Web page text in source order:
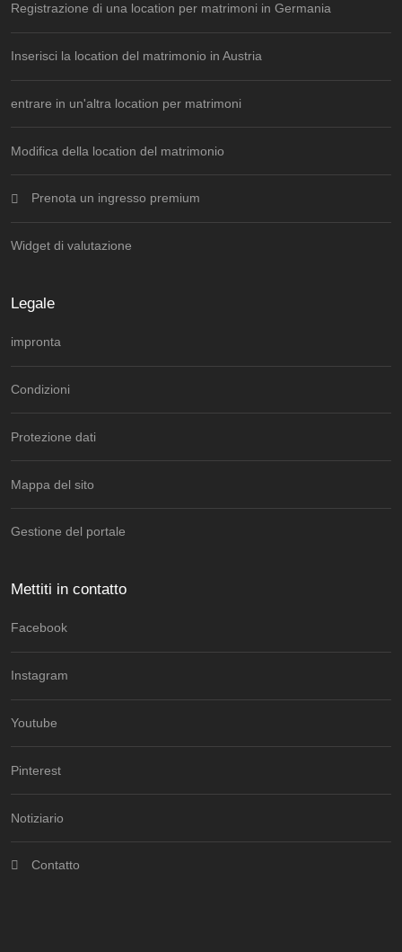
Registrazione di una location per matrimoni in Germania
Inserisci la location del matrimonio in Austria
entrare in un'altra location per matrimoni
Modifica della location del matrimonio
Prenota un ingresso premium
Widget di valutazione
Legale
impronta
Condizioni
Protezione dati
Mappa del sito
Gestione del portale
Mettiti in contatto
Facebook
Instagram
Youtube
Pinterest
Notiziario
Contatto